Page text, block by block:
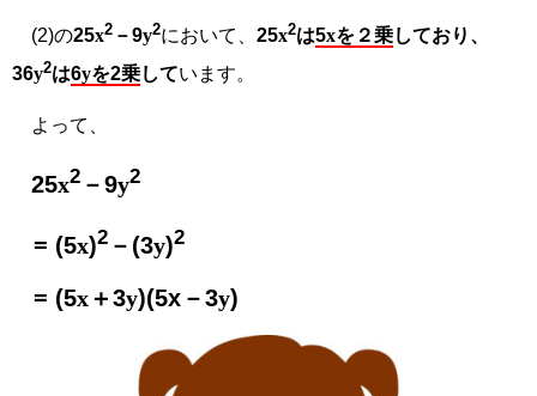
(2)の25x2 －9y2において、 25x2は5xを２乗しており、
36y2は6yを2乗しています。
よって、
25x2 －9y2
= (5x)2 －(3y)2
= (5x＋3y)(5x－3y)